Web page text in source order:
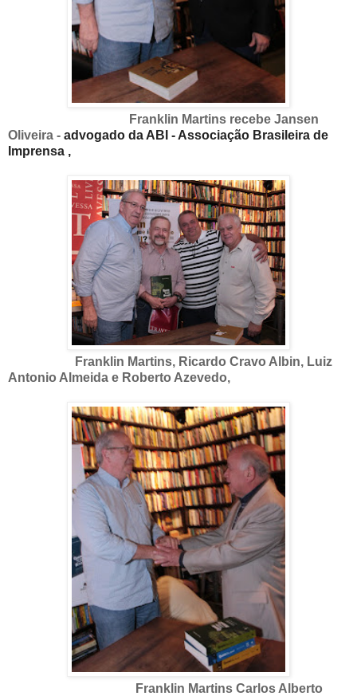
Franklin Martins recebe Jansen
Oliveira - advogado da ABI - Associação Brasileira de
Imprensa ,
Franklin Martins, Ricardo Cravo Albin, Luiz
Antonio Almeida e Roberto Azevedo,
Franklin Martins Carlos Alberto